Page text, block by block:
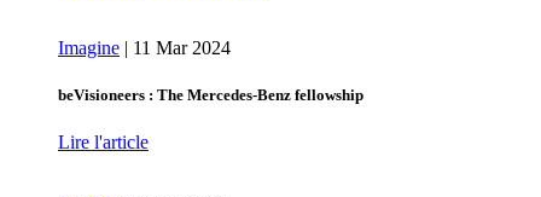
Imagine | 11 Mar 2024
beVisioneers : The Mercedes‑Benz fellowship
Lire l'article